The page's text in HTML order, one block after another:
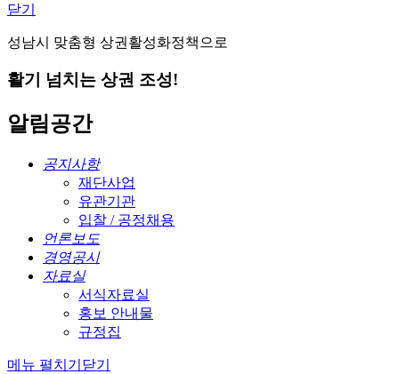
닫기
성남시 맞춤형 상권활성화정책으로
활기 넘치는 상권 조성!
알림공간
공지사항
재단사업
유관기관
입찰 / 공정채용
언론보도
경영공시
자료실
서식자료실
홍보 안내물
규정집
메뉴 펼치기 닫기